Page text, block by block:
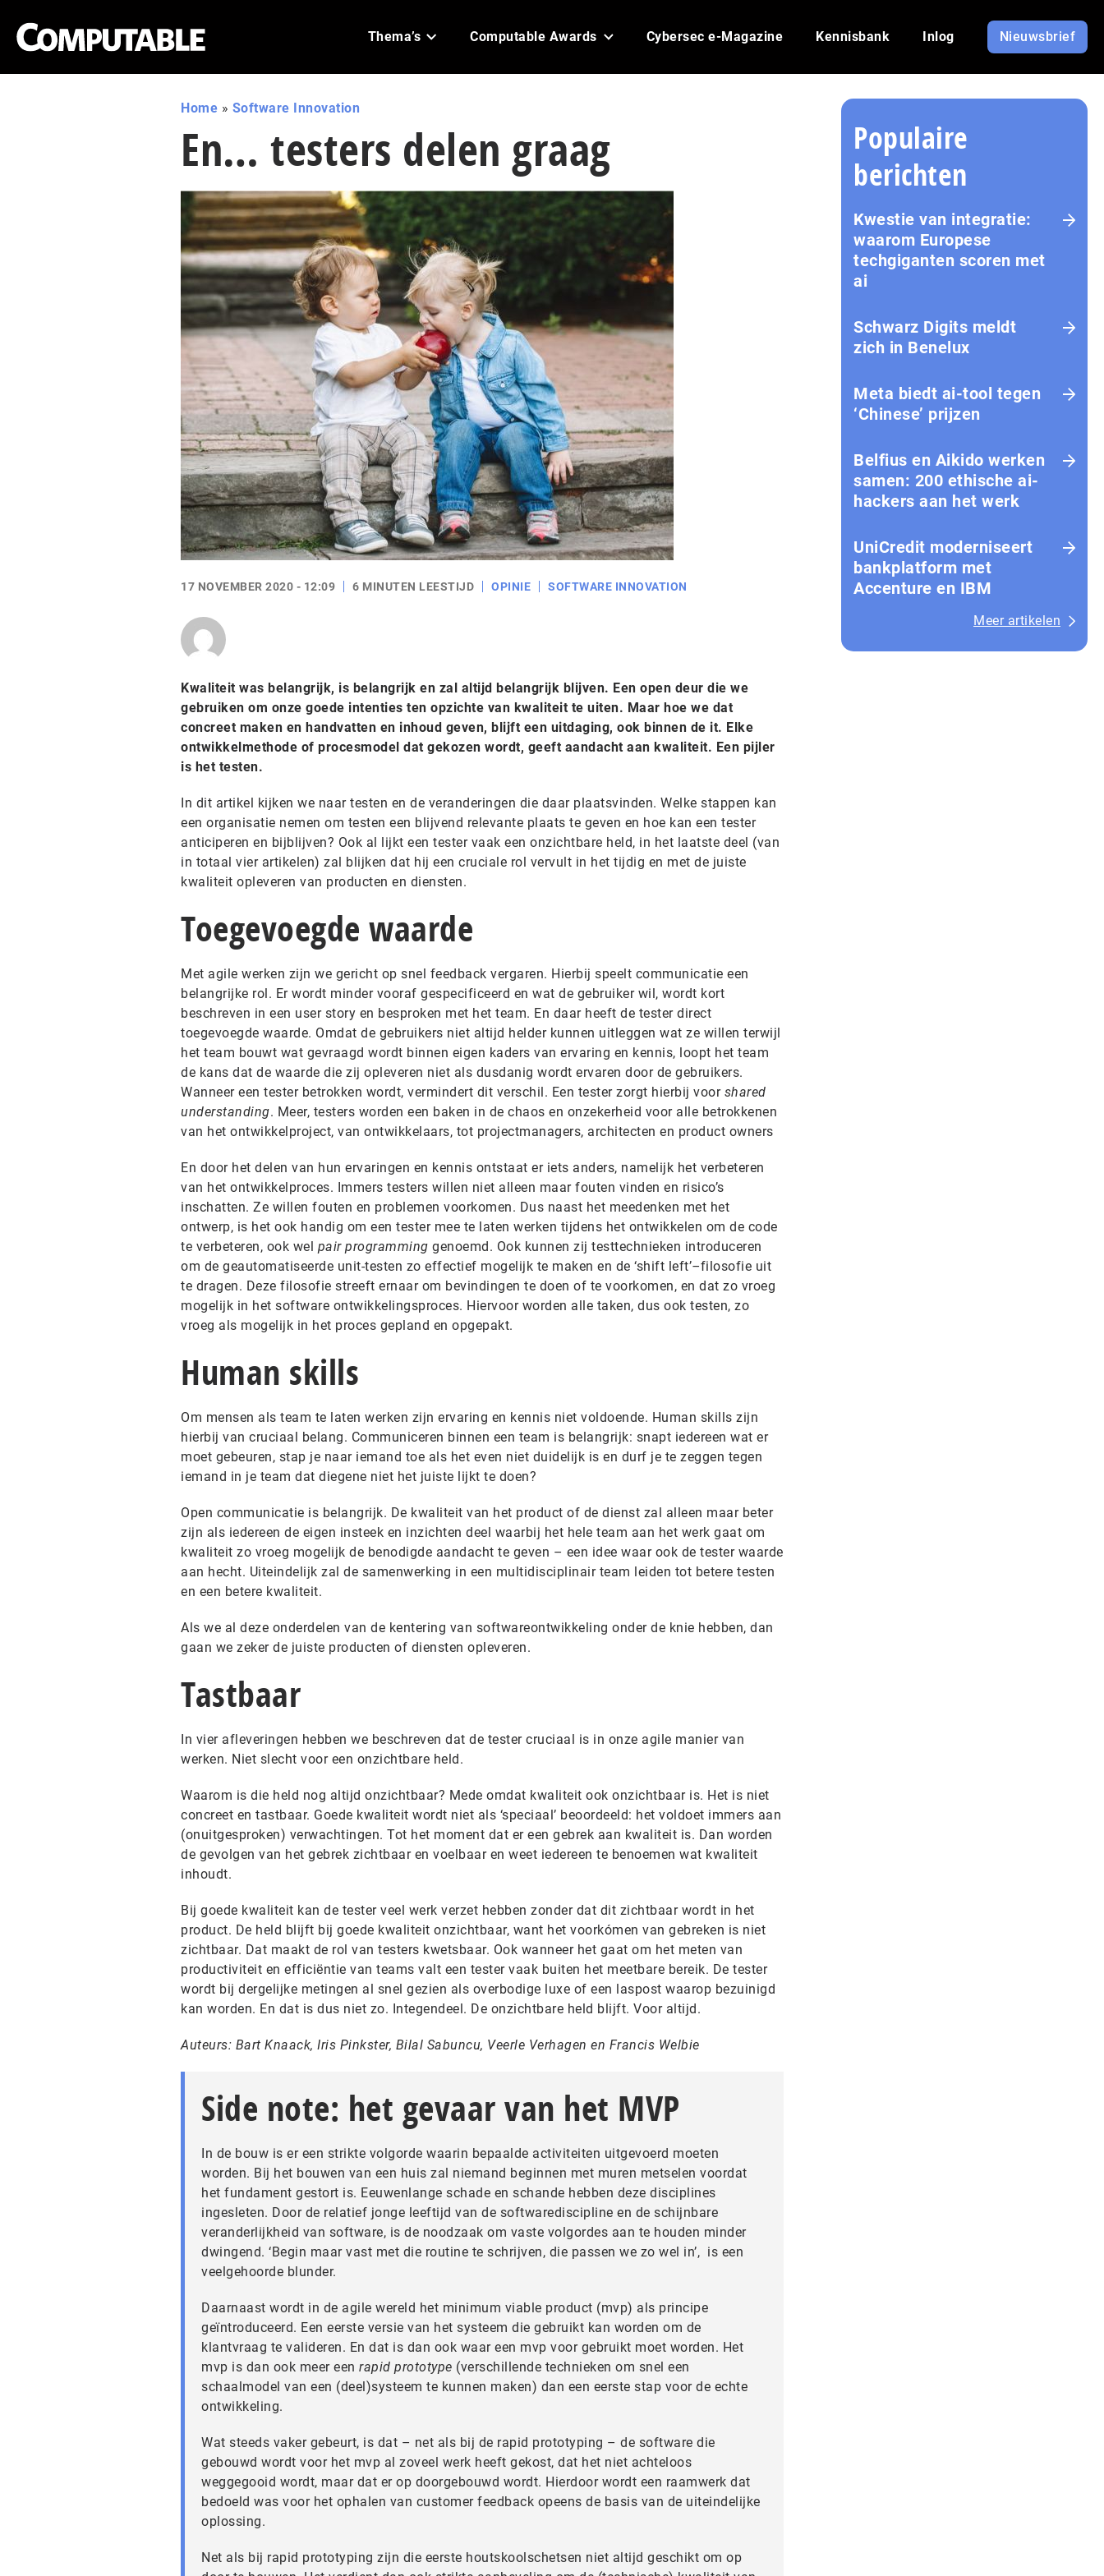
Thema’s Computable Awards Cybersec e-Magazine Kennisbank Inlog Nieuwsbrief
Home » Software Innovation
En… testers delen graag
17 NOVEMBER 2020 - 12:09 6 MINUTEN LEESTIJD OPINIE SOFTWARE INNOVATION
Kwaliteit was belangrijk, is belangrijk en zal altijd belangrijk blijven. Een open deur die we
gebruiken om onze goede intenties ten opzichte van kwaliteit te uiten. Maar hoe we dat
concreet maken en handvatten en inhoud geven, blijft een uitdaging, ook binnen de it. Elke
ontwikkelmethode of procesmodel dat gekozen wordt, geeft aandacht aan kwaliteit. Een pijler
is het testen.
In dit artikel kijken we naar testen en de veranderingen die daar plaatsvinden. Welke stappen kan
een organisatie nemen om testen een blijvend relevante plaats te geven en hoe kan een tester
anticiperen en bijblijven? Ook al lijkt een tester vaak een onzichtbare held, in het laatste deel (van
in totaal vier artikelen) zal blijken dat hij een cruciale rol vervult in het tijdig en met de juiste
kwaliteit opleveren van producten en diensten.
Toegevoegde waarde
Met agile werken zijn we gericht op snel feedback vergaren. Hierbij speelt communicatie een
belangrijke rol. Er wordt minder vooraf gespecificeerd en wat de gebruiker wil, wordt kort
beschreven in een user story en besproken met het team. En daar heeft de tester direct
toegevoegde waarde. Omdat de gebruikers niet altijd helder kunnen uitleggen wat ze willen terwijl
het team bouwt wat gevraagd wordt binnen eigen kaders van ervaring en kennis, loopt het team
de kans dat de waarde die zij opleveren niet als dusdanig wordt ervaren door de gebruikers.
Wanneer een tester betrokken wordt, vermindert dit verschil. Een tester zorgt hierbij voor shared
understanding. Meer, testers worden een baken in de chaos en onzekerheid voor alle betrokkenen
van het ontwikkelproject, van ontwikkelaars, tot projectmanagers, architecten en product owners
En door het delen van hun ervaringen en kennis ontstaat er iets anders, namelijk het verbeteren
van het ontwikkelproces. Immers testers willen niet alleen maar fouten vinden en risico’s
inschatten. Ze willen fouten en problemen voorkomen. Dus naast het meedenken met het
ontwerp, is het ook handig om een tester mee te laten werken tijdens het ontwikkelen om de code
te verbeteren, ook wel pair programming genoemd. Ook kunnen zij testtechnieken introduceren
om de geautomatiseerde unit-testen zo effectief mogelijk te maken en de ‘shift left’–filosofie uit
te dragen. Deze filosofie streeft ernaar om bevindingen te doen of te voorkomen, en dat zo vroeg
mogelijk in het software ontwikkelingsproces. Hiervoor worden alle taken, dus ook testen, zo
vroeg als mogelijk in het proces gepland en opgepakt.
Human skills
Om mensen als team te laten werken zijn ervaring en kennis niet voldoende. Human skills zijn
hierbij van cruciaal belang. Communiceren binnen een team is belangrijk: snapt iedereen wat er
moet gebeuren, stap je naar iemand toe als het even niet duidelijk is en durf je te zeggen tegen
iemand in je team dat diegene niet het juiste lijkt te doen?
Open communicatie is belangrijk. De kwaliteit van het product of de dienst zal alleen maar beter
zijn als iedereen de eigen insteek en inzichten deel waarbij het hele team aan het werk gaat om
kwaliteit zo vroeg mogelijk de benodigde aandacht te geven – een idee waar ook de tester waarde
aan hecht. Uiteindelijk zal de samenwerking in een multidisciplinair team leiden tot betere testen
en een betere kwaliteit.
Als we al deze onderdelen van de kentering van softwareontwikkeling onder de knie hebben, dan
gaan we zeker de juiste producten of diensten opleveren.
Tastbaar
In vier afleveringen hebben we beschreven dat de tester cruciaal is in onze agile manier van
werken. Niet slecht voor een onzichtbare held.
Waarom is die held nog altijd onzichtbaar? Mede omdat kwaliteit ook onzichtbaar is. Het is niet
concreet en tastbaar. Goede kwaliteit wordt niet als ‘speciaal’ beoordeeld: het voldoet immers aan
(onuitgesproken) verwachtingen. Tot het moment dat er een gebrek aan kwaliteit is. Dan worden
de gevolgen van het gebrek zichtbaar en voelbaar en weet iedereen te benoemen wat kwaliteit
inhoudt.
Bij goede kwaliteit kan de tester veel werk verzet hebben zonder dat dit zichtbaar wordt in het
product. De held blijft bij goede kwaliteit onzichtbaar, want het voorkómen van gebreken is niet
zichtbaar. Dat maakt de rol van testers kwetsbaar. Ook wanneer het gaat om het meten van
productiviteit en efficiëntie van teams valt een tester vaak buiten het meetbare bereik. De tester
wordt bij dergelijke metingen al snel gezien als overbodige luxe of een laspost waarop bezuinigd
kan worden. En dat is dus niet zo. Integendeel. De onzichtbare held blijft. Voor altijd.
Auteurs: Bart Knaack, Iris Pinkster, Bilal Sabuncu, Veerle Verhagen en Francis Welbie
Side note: het gevaar van het MVP
In de bouw is er een strikte volgorde waarin bepaalde activiteiten uitgevoerd moeten
worden. Bij het bouwen van een huis zal niemand beginnen met muren metselen voordat
het fundament gestort is. Eeuwenlange schade en schande hebben deze disciplines
ingesleten. Door de relatief jonge leeftijd van de softwarediscipline en de schijnbare
veranderlijkheid van software, is de noodzaak om vaste volgordes aan te houden minder
dwingend. ‘Begin maar vast met die routine te schrijven, die passen we zo wel in’, is een
veelgehoorde blunder.
Daarnaast wordt in de agile wereld het minimum viable product (mvp) als principe
geïntroduceerd. Een eerste versie van het systeem die gebruikt kan worden om de
klantvraag te valideren. En dat is dan ook waar een mvp voor gebruikt moet worden. Het
mvp is dan ook meer een rapid prototype (verschillende technieken om snel een
schaalmodel van een (deel)systeem te kunnen maken) dan een eerste stap voor de echte
ontwikkeling.
Wat steeds vaker gebeurt, is dat – net als bij de rapid prototyping – de software die
gebouwd wordt voor het mvp al zoveel werk heeft gekost, dat het niet achteloos
weggegooid wordt, maar dat er op doorgebouwd wordt. Hierdoor wordt een raamwerk dat
bedoeld was voor het ophalen van customer feedback opeens de basis van de uiteindelijke
oplossing.
Net als bij rapid prototyping zijn die eerste houtskoolschetsen niet altijd geschikt om op
Populaire
berichten
Kwestie van integratie:
waarom Europese
techgiganten scoren met
ai
Schwarz Digits meldt
zich in Benelux
Meta biedt ai-tool tegen
‘Chinese’ prijzen
Belfius en Aikido werken
samen: 200 ethische ai-
hackers aan het werk
UniCredit moderniseert
bankplatform met
Accenture en IBM
Meer artikelen